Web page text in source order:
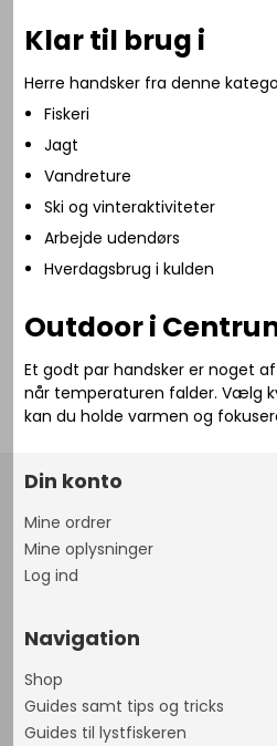
Klar til brug i
Herre handsker fra denne
Fiskeri
Jagt
Vandreture
Ski og vinteraktiviteter
Arbejde udendørs
Hverdagsbrug i kulden
Outdoor i
Et godt par handsker er noget
når temperaturen falder. Vælg
kan du holde varmen og
Din konto
Mine ordrer
Mine oplysninger
Log ind
Navigation
Shop
Guides samt tips og tricks
Guides til lystfiskeren